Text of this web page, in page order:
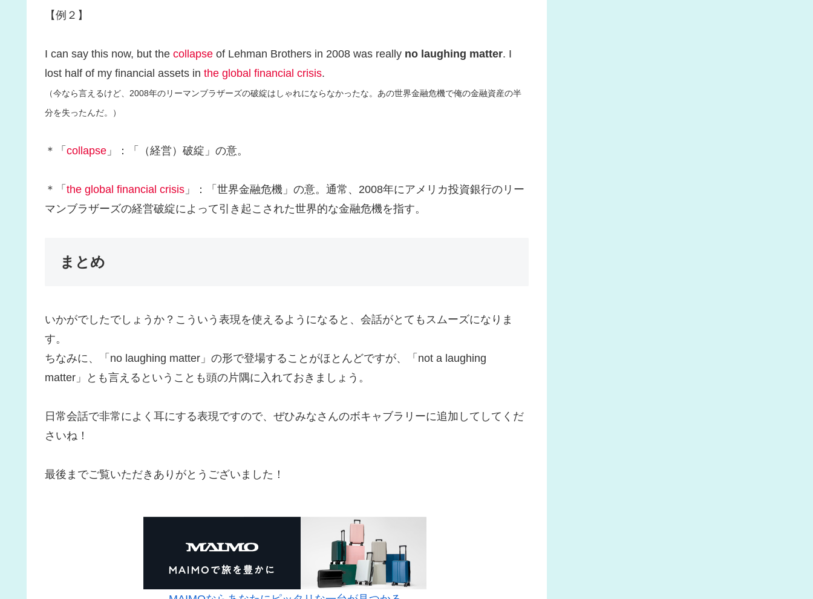
【例２】
I can say this now, but the collapse of Lehman Brothers in 2008 was really no laughing matter. I
lost half of my financial assets in the global financial crisis.
（今なら言えるけど、2008年のリーマンブラザーズの破綻はしゃれにならなかったな。あの世界金融危機で俺の金融資産の半
分を失ったんだ。）
＊「 collapse 」：「（経営）破綻」の意。
＊「 the global financial crisis 」：「世界金融危機」の意。通常、2008年にアメリカ投資銀行のリー
マンブラザーズの経営破綻によって引き起こされた世界的な金融危機を指す。
まとめ
いかがでしたでしょうか？こういう表現を使えるようになると、会話がとてもスムーズになりま
す。
ちなみに、「no laughing matter」の形で登場することがほとんどですが、「not a laughing
matter」とも言えるということも頭の片隅に入れておきましょう。
日常会話で非常によく耳にする表現ですので、ぜひみなさんのボキャブラリーに追加してしてくだ
さいね！
最後までご覧いただきありがとうございました！